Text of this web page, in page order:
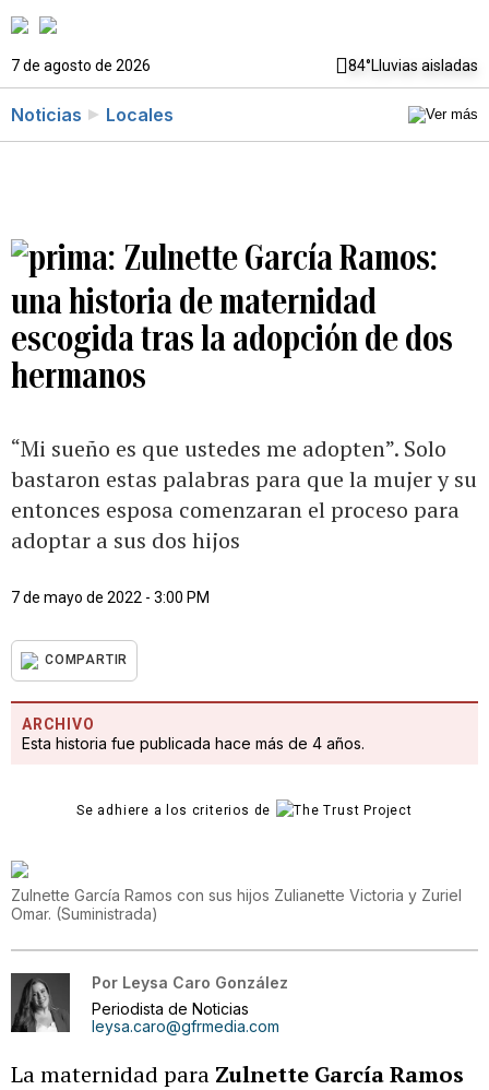
7 de agosto de 2026 84°Lluvias aisladas
Noticias Locales
Zulnette García Ramos:
una historia de maternidad
escogida tras la adopción de dos
hermanos
“Mi sueño es que ustedes me adopten”. Solo
bastaron estas palabras para que la mujer y su
entonces esposa comenzaran el proceso para
adoptar a sus dos hijos
7 de mayo de 2022 - 3:00 PM
COMPARTIR
ARCHIVO
Esta historia fue publicada hace más de 4 años.
Se adhiere a los criterios de
Zulnette García Ramos con sus hijos Zulianette Victoria y Zuriel
Omar. (Suministrada)
Por Leysa Caro González
Periodista de Noticias
leysa.caro@gfrmedia.com
La maternidad para Zulnette García Ramos